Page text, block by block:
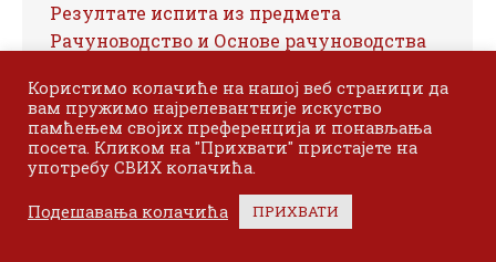
Резултате испита из предмета
Рачуноводство и Основе рачуноводства
36
→
Користимо колачиће на нашој веб страници да
вам пружимо најрелевантније искуство
памћењем својих преференција и понављања
посета. Кликом на "Прихвати" пристајете на
употребу СВИХ колачића.
Подешавања колачића ПРИХВАТИ